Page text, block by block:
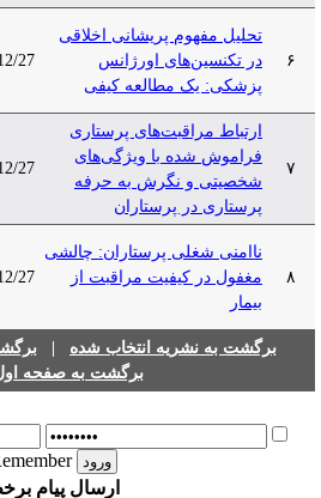
تحلیل مفهوم پریشانی اخلاقی
در تکنسین‌های اورژانس
پزشکی: یک مطالعه کیفی
12/27
ارتباط مراقبت‌های پرستاری
فراموش شده با ویژگی‌های
شخصیتی و نگرش به حرفه
پرستاری در پرستاران
12/27
ناامنی شغلی پرستاران: چالشی
مغفول در کیفیت مراقبت از
بیمار
12/27
برگشت به نشریه انتخاب شده|
برگشت به صفحه اول
Remember
ارسال پیام